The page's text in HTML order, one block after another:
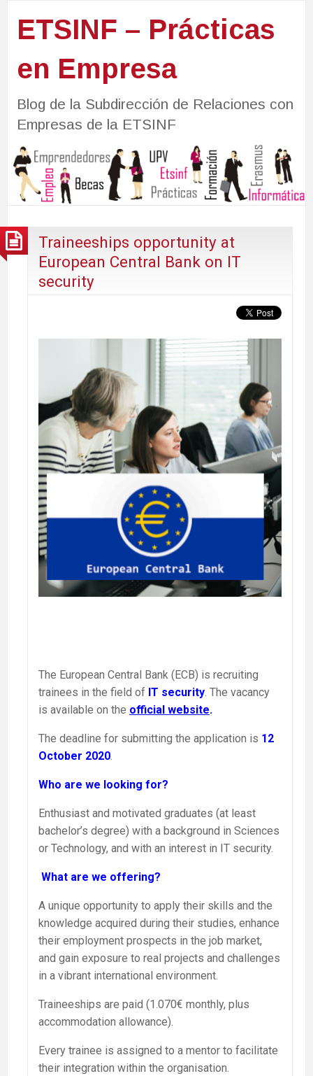
ETSINF – Prácticas
en Empresa
Blog de la Subdirección de Relaciones con
Empresas de la ETSINF
Traineeships opportunity at
European Central Bank on IT
security
The European Central Bank (ECB) is recruiting
trainees in the field of IT security. The vacancy
is available on the official website.
The deadline for submitting the application is 12
October 2020.
Who are we looking for?
Enthusiast and motivated graduates (at least
bachelor’s degree) with a background in Sciences
or Technology, and with an interest in IT security.
What are we offering?
A unique opportunity to apply their skills and the
knowledge acquired during their studies, enhance
their employment prospects in the job market,
and gain exposure to real projects and challenges
in a vibrant international environment.
Traineeships are paid (1.070€ monthly, plus
accommodation allowance).
Every trainee is assigned to a mentor to facilitate
their integration within the organisation.